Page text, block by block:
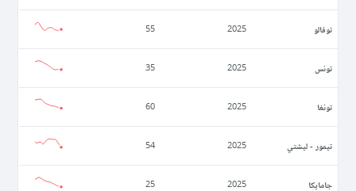
توفالو 2025
55
تونس 2025
35
تونغا 2025
60
تيمور - ليشتي 2025
54
جامايكا 2025
25